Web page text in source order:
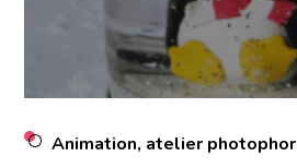
Animation, atelier